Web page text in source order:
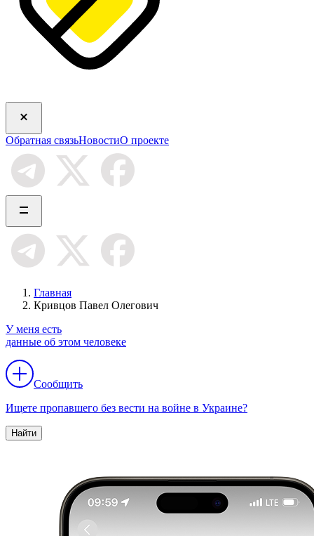
Обратная связьНовостиО проекте
Главная
Кривцов Павел Олегович
У меня есть
данные об этом человеке
Сообщить
Ищете пропавшего без вести на войне в Украине?
Найти